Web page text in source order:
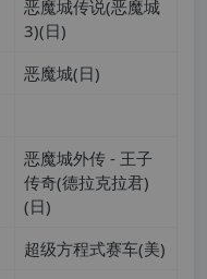
恶魔城传说(恶魔城
3)(日)
恶魔城(日)
恶魔城外传 - 王子
传奇(德拉克拉君)
(日)
超级方程式赛车(美)